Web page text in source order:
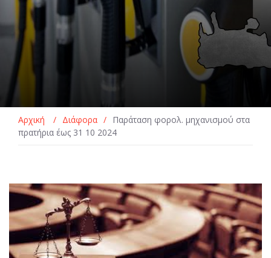
Αρχική / Διάφορα / Παράταση φορολ. μηχανισμού στα
πρατήρια έως 31 10 2024